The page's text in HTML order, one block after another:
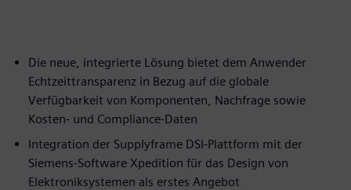
Die neue, integrierte Lösung bietet dem Anwender
Echtzeittransparenz in Bezug auf die globale
Verfügbarkeit von Komponenten, Nachfrage sowie
Kosten- und Compliance-Daten
Integration der Supplyframe DSI-Plattform mit der
Siemens-Software Xpedition für das Design von
Elektroniksystemen als erstes Angebot